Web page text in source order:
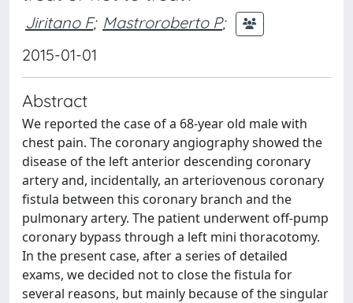
Jiritano F; Mastroroberto P;
2015-01-01
Abstract
We reported the case of a 68-year old male with
chest pain. The coronary angiography showed the
disease of the left anterior descending coronary
artery and, incidentally, an arteriovenous coronary
fistula between this coronary branch and the
pulmonary artery. The patient underwent off-pump
coronary bypass through a left mini thoracotomy.
In the present case, after a series of detailed
exams, we decided not to close the fistula for
several reasons, but mainly because of the singular